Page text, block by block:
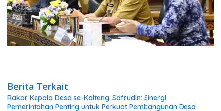
Berita Terkait
Rakor Kepala Desa se-Kalteng, Safrudin: Sinergi
Pemerintahan Penting untuk Perkuat Pembangunan Desa